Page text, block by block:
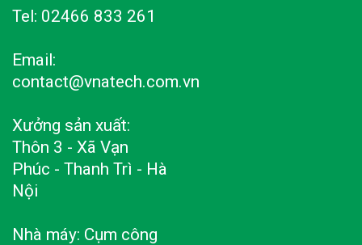
Tel: 02466 833 261
Email:
contact@vnatech.com.vn
Xưởng sản xuất:
Thôn 3 - Xã Vạn
Phúc - Thanh Trì - Hà
Nội
Nhà máy: Cụm công